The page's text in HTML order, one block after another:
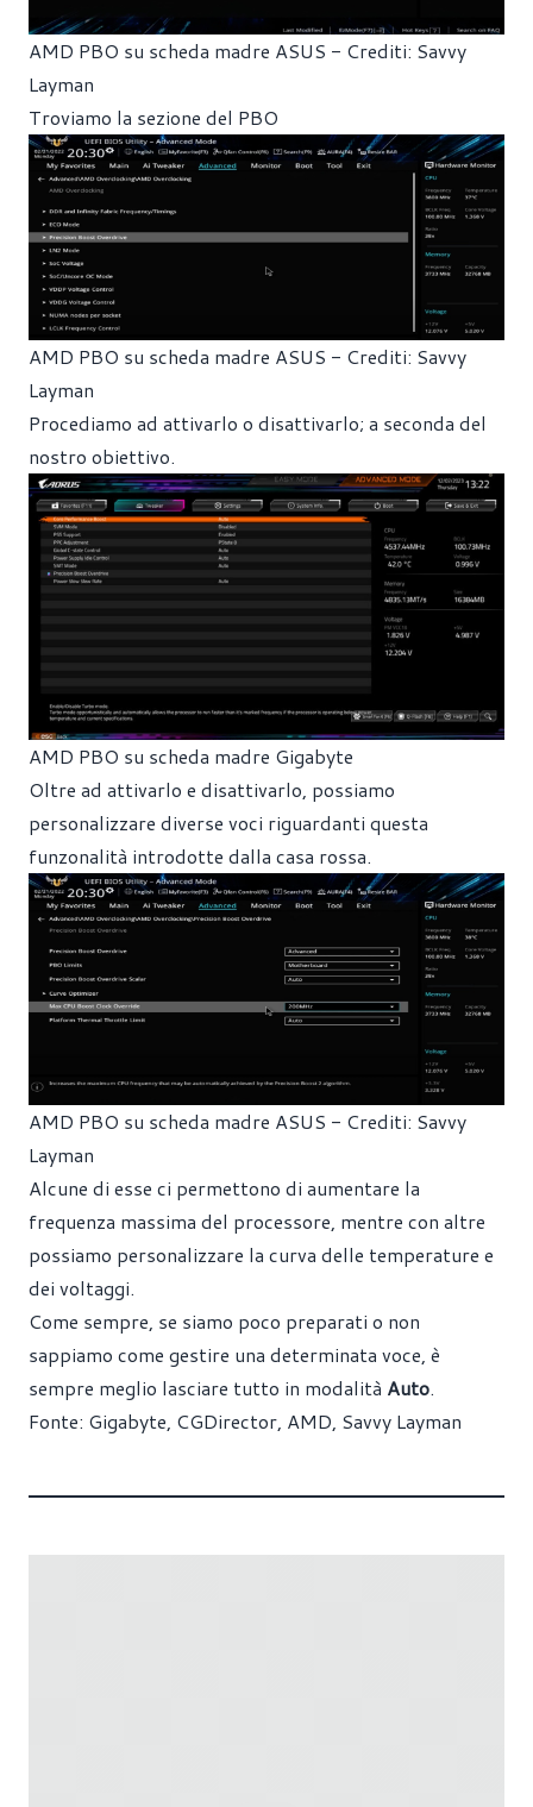
AMD PBO su scheda madre ASUS - Crediti: Savvy
Layman
Troviamo la sezione del PBO
AMD PBO su scheda madre ASUS - Crediti: Savvy
Layman
Procediamo ad attivarlo o disattivarlo; a seconda del
nostro obiettivo.
AMD PBO su scheda madre Gigabyte
Oltre ad attivarlo e disattivarlo, possiamo
personalizzare diverse voci riguardanti questa
funzonalità introdotte dalla casa rossa.
AMD PBO su scheda madre ASUS - Crediti: Savvy
Layman
Alcune di esse ci permettono di aumentare la
frequenza massima del processore, mentre con altre
possiamo personalizzare la curva delle temperature e
dei voltaggi.
Come sempre, se siamo poco preparati o non
sappiamo come gestire una determinata voce, è
sempre meglio lasciare tutto in modalità Auto.
Fonte: Gigabyte, CGDirector, AMD, Savvy Layman